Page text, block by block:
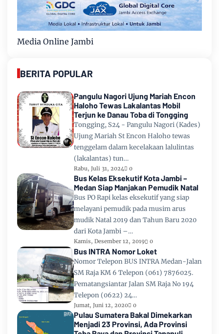
Media Online Jambi
BERITA POPULAR
Pangulu Nagori Ujung Mariah Encon
Haloho Tewas Lakalantas Mobil
Terjun ke Danau Toba di Tongging
Tongging, S24 - Pangulu Nagori (Kades)
Ujung Mariah St Encon Haloho tewas
tenggelam dalam kecelakaan lalulintas
(lakalantas) tun…
Rabu, Juli 31, 2024 0
Bus Kelas Eksekutif Kota Jambi –
Medan Siap Manjakan Pemudik Natal
Bus PO Rapi kelas eksekutif yang siap
melayani pemudik pada musim arus
mudik Natal 2019 dan Tahun Baru 2020
dari Kota Jambi –…
Kamis, Desember 12, 2019 0
Bus INTRA Nomor Loket
Nomor Telepon BUS INTRA Medan-Jalan
SM Raja KM 6 Telepon (061) 7876025.
Pematangsiantar Jalan SM Raja No 194
Telepon (0622) 24…
Jumat, Juni 12, 2020 0
Pulau Sumatera Bakal Dimekarkan
Menjadi 23 Provinsi, Ada Provinsi